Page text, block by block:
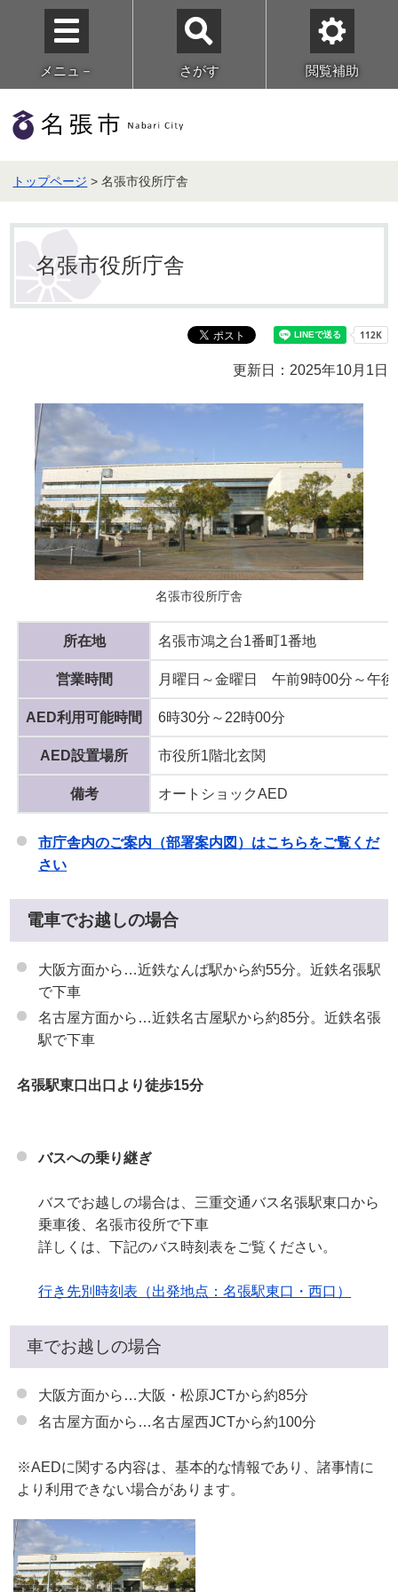
メニュ－ さがす 閲覧補助
トップページ > 名張市役所庁舎
名張市役所庁舎
更新日：2025年10月1日
名張市役所庁舎
所在地 名張市鴻之台1番町1番地
営業時間 月曜日～金曜日 午前9時00分～午
AED利用可能時間 6時30分～22時00分
AED設置場所 市役所1階北玄関
備考 オートショックAED
市庁舎内のご案内（部署案内図）はこちらをご覧くだ
さい
電車でお越しの場合
大阪方面から…近鉄なんば駅から約55分。近鉄名張駅
で下車
名古屋方面から…近鉄名古屋駅から約85分。近鉄名張
駅で下車
名張駅東口出口より徒歩15分
バスへの乗り継ぎ
バスでお越しの場合は、三重交通バス名張駅東口から
乗車後、名張市役所で下車
詳しくは、下記のバス時刻表をご覧ください。
行き先別時刻表（出発地点：名張駅東口・西口）
車でお越しの場合
大阪方面から…大阪・松原JCTから約85分
名古屋方面から…名古屋西JCTから約100分
※AEDに関する内容は、基本的な情報であり、諸事情に
より利用できない場合があります。